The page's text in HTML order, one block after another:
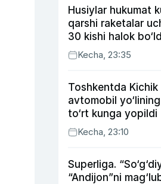
Husiylar hukumat
qarshi raketalar
30 kishi halok
Kecha, 23:35
Toshkentda Kichik
avtomobil
to‘rt kunga yopildi
Kecha, 23:10
Superliga.
“Andijon”ni